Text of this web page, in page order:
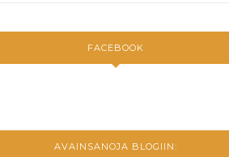
FACEBOOK
AVAINSANOJA BLOGIIN: